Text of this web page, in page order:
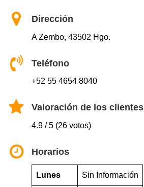
Dirección
A Zembo, 43502 Hgo.
Teléfono
+52 55 4654 8040
Valoración de los clientes
4.9 / 5 (26 votos)
Horarios
Lunes Sin Información